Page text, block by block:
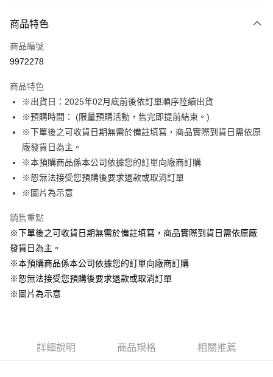
信用卡一次付款
超商取貨付款
Apple Pay
悠遊付
Google Pay
ATM付款
貨到付款
運送方式
全家取貨付款
每筆NT$65，滿NT$1,300(含以上)免運費
付款後全家取貨
每筆NT$65，滿NT$1,300(含以上)免運費
7-11取貨付款
商品特色
商品編號
9972278
商品特色
※出貨日：2025年02月底前後依訂單順序陸續出貨
※預購時間： (限量預購活動，售完即提前結束。)
※下單後之可收貨日期無需於備註填寫，商品實際到貨日需依原
廠發貨日為主。
※本預購商品係本公司依據您的訂單向廠商訂購
※恕無法接受您預購後要求退款或取消訂單
※圖片為示意
銷售重點
※下單後之可收貨日期無需於備註填寫，商品實際到貨日需依原廠
發貨日為主。
※本預購商品係本公司依據您的訂單向廠商訂購
※恕無法接受您預購後要求退款或取消訂單
※圖片為示意
詳細說明 商品規格 相關推薦